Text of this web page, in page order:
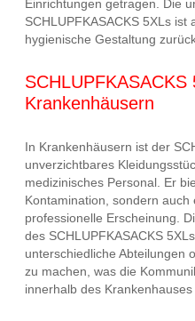
Einrichtungen getragen. Die
SCHLUPFKASACKS 5XLs ist
hygienische Gestaltung
SCHLUPFKASACKS
Krankenhäusern
In Krankenhäusern ist der
unverzichtbares
medizinisches Personal. Er
Kontamination, sondern auch
professionelle Erscheinung.
des SCHLUPFKASACKS
unterschiedliche Abteilungen
zu machen, was die
innerhalb des Krankenhauses